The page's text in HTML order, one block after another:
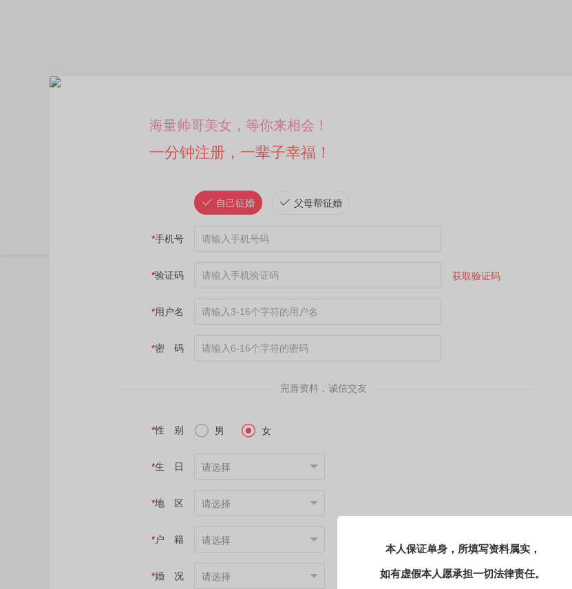
海量帅哥美女，等你来相会！
一分钟注册，一辈子幸福！
自己征婚 父母帮征婚
*手机号
*验证码 获取验证码
*用户名
*密 码
完善资料，诚信交友
*性 别  男  女
*生 日 请选择
*地 区 请选择
*户 籍 请选择
*婚 况 请选择
本人保证单身，所填写资料属实，
如有虚假本人愿承担一切法律责任。